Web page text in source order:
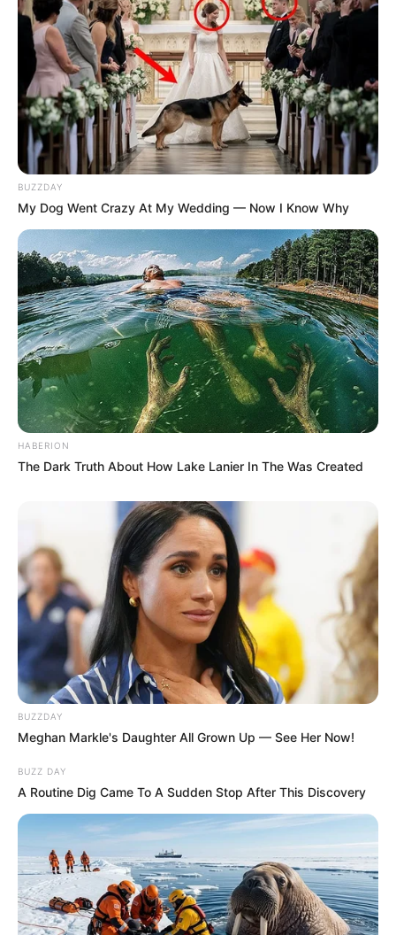
BUZZDAY
My Dog Went Crazy At My Wedding — Now I Know Why
HABERION
The Dark Truth About How Lake Lanier In The Was Created
BUZZDAY
Meghan Markle's Daughter All Grown Up — See Her Now!
BUZZ DAY
A Routine Dig Came To A Sudden Stop After This Discovery